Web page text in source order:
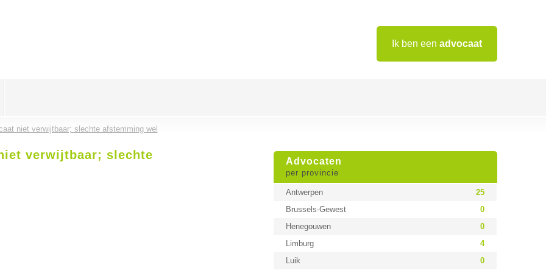
Ik ben een advocaat
niet verwijtbaar; slechte afstemming wel
Advocaten
per provincie
Antwerpen
25
Brussels-Gewest
0
Henegouwen
0
Limburg
4
Luik
0
verwijtbaar; slechte